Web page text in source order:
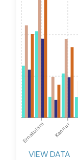
Ernakulam Kannur
VIEW DATA